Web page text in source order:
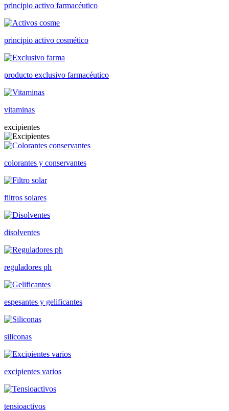
principio activo farmacéutico
principio activo cosmético
producto exclusivo farmacéutico
vitaminas
excipientes
colorantes y conservantes
filtros solares
disolventes
reguladores ph
espesantes y gelificantes
siliconas
excipientes varios
tensioactivos